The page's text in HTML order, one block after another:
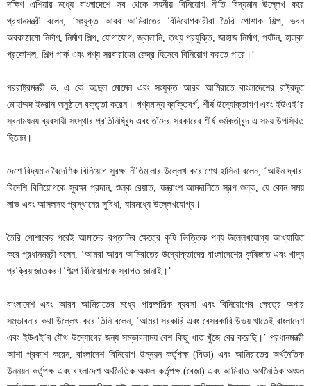
দক্ষিণ এশিয়ার মধ্যে বাংলাদেশে সব থেকে সহনীয় বিনিয়োগ নীতি বিদ্যমান উল্লেখ করে
প্রধানমন্ত্রী বলেন, ‘সংযুক্ত আরব আমিরাতের বিনিয়োগকারীরা তৈরি পোশাক শিল্প, ভবন
অবকাঠামো নির্মাণ, নির্মাণ শিল্প, যোগাযোগ, জ্বালানি, তথ্য প্রযুক্তি, জাহাজ নির্মাণ, পর্যটন, হাল্কা
প্রকৌশল, শিল্প পার্ক এবং পণ্য সরবারাহের কেন্দ্র হিসেবে বিনিয়োগ করতে পারে।’
পররাষ্ট্রমন্ত্রী ড. এ কে আব্দুল মোমেন এবং সংযুক্ত আরব আমিরাতে বাংলাদেশের রাষ্ট্রদূত
মোহাম্মদ ইমরান অনুষ্ঠানে বক্তৃতা করেন। গণ্যমান্য ব্যক্তিবর্গ, শীর্ষ উদ্যোক্তাগণ এবং ইউএই’র
স্বনামধন্য ব্যবসায়ী সংস্থার প্রতিনিধিবৃন্দ এবং তাঁদের সরকারের শীর্ষ কর্মকর্তাবৃন্দ এ সময় উপস্থিত
ছিলেন।
দেশে বিদ্যমান বৈদেশিক বিনিয়োগ সুরক্ষা নীতিমালার উল্লেখ করে শেখ হাসিনা বলেন, ‘আইন দ্বারা
বিদেশি বিনিয়োগকে সুরক্ষা প্রদান, শুল্ক রেয়াত, যন্ত্রাংশ আমদানিতে স্বল্প শুল্ক, যে কোন সময়
লাভ এবং আসলসহ প্রস্থানের সুবিধা, যারমধ্যে উল্লেখযোগ্য।
তৈরি পোশাকের পরেই আমাদের রপ্তানির ক্ষেত্রে কৃষি ভিত্তিক পণ্য উল্লেখযোগ্য আখ্যায়িত
করে প্রধানমন্ত্রী বলেন, ‘আমরা আরব আমিরাতের উদ্যোক্তাদের বাংলাদেশের কৃষিজাত এবং খাদ্য
প্রক্রিয়াজাতকরণ শিল্পে বিনিয়োগকে স্বাগত জানাই।’
বাংলাদেশ এবং আরব আমিরাতের মধ্যে পারষ্পরিক ব্যবসা এবং বিনিয়োগের ক্ষেত্রে অপার
সম্ভাবনার কথা উল্লেখ করে তিনি বলেন, ‘আমরা সরকারি এবং বেসরকারি উভয় খাতেই বাংলাদেশ
এবং ইউএই’র যৌথ উদ্যোগের জন্য সম্ভাবনাময় বেশ কিছু খাত খুঁজে বের করেছি।’ প্রধানমন্ত্রী
আশা প্রকাশ করেন, বাংলাদেশ বিনিয়োগ উন্নয়ন কর্তৃপক্ষ (বিডা) এবং আমিরাতের অর্থনৈতিক
উন্নয়ন কর্তৃপক্ষ এবং বাংলাদেশ অর্থনৈতিক অঞ্চল কর্তৃপক্ষ (বেজা) এবং আমিরাত অর্থনৈতিক অঞ্চল